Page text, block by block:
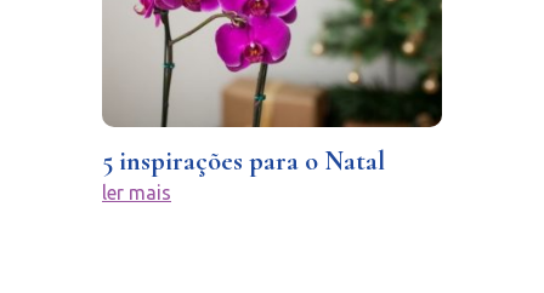
5 inspirações para o Natal
ler mais